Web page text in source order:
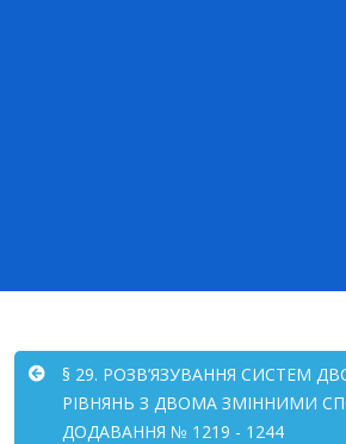
§ 29. РОЗВ’ЯЗУВАННЯ СИСТЕМ
РІВНЯНЬ З ДВОМА ЗМІННИМИ
ДОДАВАННЯ № 1219 - 1244